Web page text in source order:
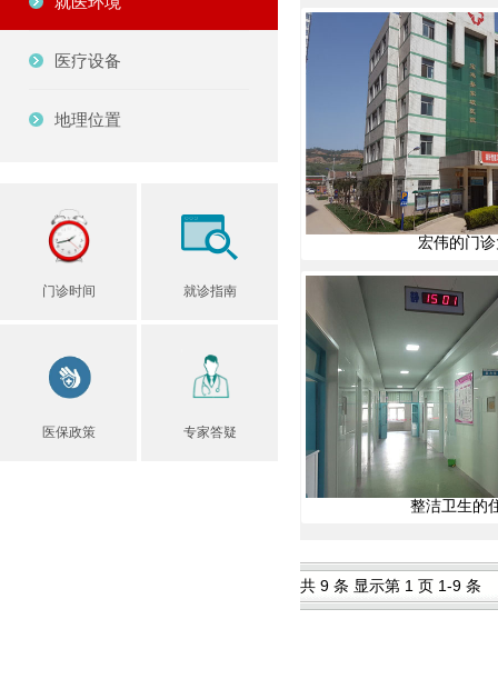
医疗设备
地理位置
门诊时间 就诊指南
医保政策 专家答疑
宏伟的门
整洁卫生的
共 9 条 显示第 1 页 1-9 条